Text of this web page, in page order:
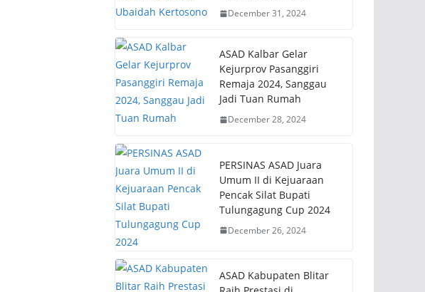
December 31, 2024
ASAD Kalbar Gelar
Kejurprov Pasanggiri
Remaja 2024, Sanggau
Jadi Tuan Rumah
December 28, 2024
PERSINAS ASAD Juara
Umum II di Kejuaraan
Pencak Silat Bupati
Tulungagung Cup 2024
December 26, 2024
ASAD Kabupaten Blitar